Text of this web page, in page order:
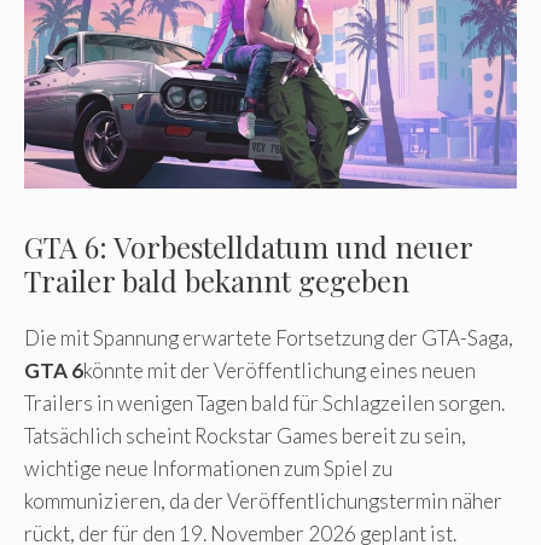
GTA 6: Vorbestelldatum und neuer
Trailer bald bekannt gegeben
Die mit Spannung erwartete Fortsetzung der GTA-Saga,
GTA 6könnte mit der Veröffentlichung eines neuen
Trailers in wenigen Tagen bald für Schlagzeilen sorgen.
Tatsächlich scheint Rockstar Games bereit zu sein,
wichtige neue Informationen zum Spiel zu
kommunizieren, da der Veröffentlichungstermin näher
rückt, der für den 19. November 2026 geplant ist.